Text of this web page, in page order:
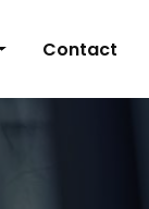
Contact